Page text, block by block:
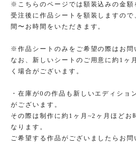
※こちらのページでは額装込みの金額
受注後に作品シートを額装しますので
間〜お時間をいただきます。
※作品シートのみをご希望の際はお問
なお、新しいシートのご用意に約1ヶ
く場合がございます。
・在庫が0の作品も新しいエディショ
がございます。
その際は制作に約1ヶ月~2ヶ月ほどお
なります。
ご希望する作品がございましたらお問